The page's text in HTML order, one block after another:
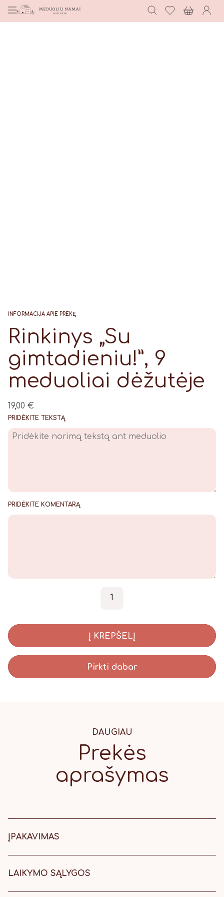
INFORMACIJA APIE PREKĘ
Rinkinys „Su
gimtadieniu!”, 9
meduoliai dėžutėje
19,00 €
PRIDĖKITE TEKSTĄ
PRIDĖKITE KOMENTARĄ
produkto kiekis: Rinkinys
Į KREPŠELĮ
Pirkti dabar
DAUGIAU
Prekės
aprašymas
ĮPAKAVIMAS
LAIKYMO SĄLYGOS